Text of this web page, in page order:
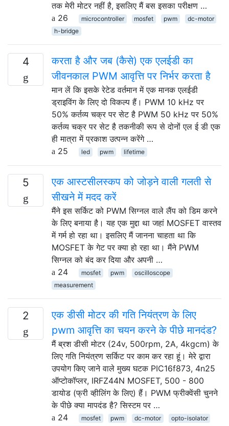
तक मेरी मोटर नहीं है, इसलिए मैं बस इसका परीक्षण …
26
microcontroller mosfet pwm
dc-motor
h-bridge
4
करता है और जब (कैसे) एक एलईडी का
जीवनकाल PWM आवृत्ति पर निर्भर करता है
मान लें कि इसके रेटेड वर्तमान में एक मानक एलईडी
ड्राइविंग के लिए दो विकल्प हैं। PWM 10 kHz पर
50% कर्तव्य चक्र पर सेट है PWM 50 kHz पर 50%
कर्तव्य चक्र पर सेट है तकनीकी रूप से दोनों एल ई डी एक
ही मात्रा में प्रकाश उत्पन्न करेंगे …
25
led pwm lifetime
5
एक आस्टसीलस्कप को जोड़ने वाली गलती से
सीखने में मदद करें
मैंने इस सर्किट को PWM सिग्नल वाले लैंप को डिम करने
के लिए बनाया है। यह एक मुद्दा था जहां MOSFET वास्तव
में गर्म हो रहा था। इसलिए मैं जानना चाहता था कि
MOSFET के गेट पर क्या हो रहा था। मैंने PWM
सिग्नल को बंद कर दिया और अपनी …
24
mosfet pwm
oscilloscope
measurement
2
एक डीसी मोटर की गति नियंत्रण के लिए
pwm आवृत्ति का चयन करने के पीछे मानदंड?
मैं ब्रश डीसी मोटर (24v, 500rpm, 2A, 4kgcm) के
लिए गति नियंत्रण सर्किट पर काम कर रहा हूं। मेरे द्वारा
उपयोग किए जाने वाले मुख्य घटक PIC16f873, 4n25
ऑप्टोकॉप्लर, IRFZ44N MOSFET, 500 - 800
डायोड (फ्री व्हीलिंग के लिए) हैं। PWM फ्रीक्वेंसी चुनने
के पीछे क्या मापदंड है? सिस्टम पर …
24
mosfet pwm dc-motor
opto-isolator